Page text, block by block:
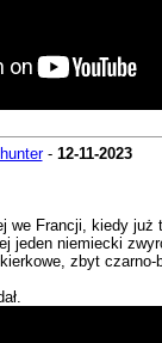
- 12-11-2023
we Francji, kiedy
jeden niemiecki
zbyt